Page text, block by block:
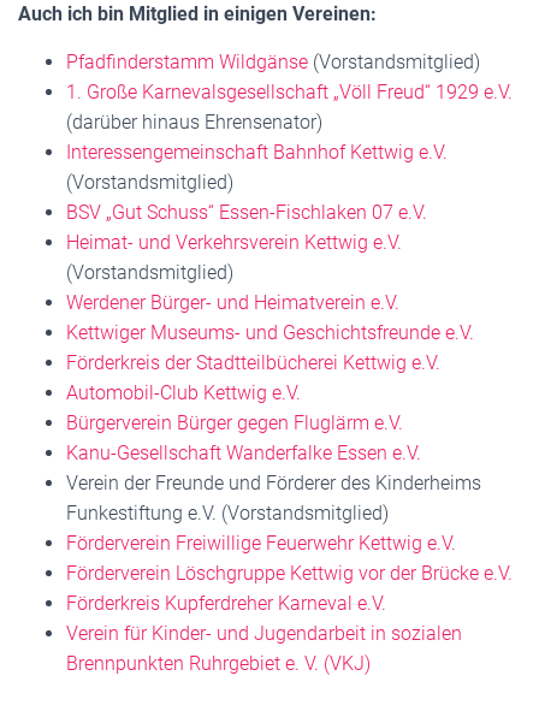
E
Auch ich bin Mitglied in einigen Vereinen:
Pfadfinderstamm Wildgänse (Vorstandsmitglied)
1. Große Karnevalsgesellschaft „Völl Freud“ 1929 e.V.
(darüber hinaus Ehrensenator)
Interessengemeinschaft Bahnhof Kettwig e.V.
(Vorstandsmitglied)
BSV „Gut Schuss“ Essen-Fischlaken 07 e.V.
Heimat- und Verkehrsverein Kettwig e.V.
(Vorstandsmitglied)
Werdener Bürger- und Heimatverein e.V.
Kettwiger Museums- und Geschichtsfreunde e.V.
Förderkreis der Stadtteilbücherei Kettwig e.V.
Automobil-Club Kettwig e.V.
Bürgerverein Bürger gegen Fluglärm e.V.
Kanu-Gesellschaft Wanderfalke Essen e.V.
Verein der Freunde und Förderer des Kinderheims
Funkestiftung e.V. (Vorstandsmitglied)
Förderverein Freiwillige Feuerwehr Kettwig e.V.
Förderverein Löschgruppe Kettwig vor der Brücke e.V.
Förderkreis Kupferdreher Karneval e.V.
Verein für Kinder- und Jugendarbeit in sozialen
Brennpunkten Ruhrgebiet e. V. (VKJ)